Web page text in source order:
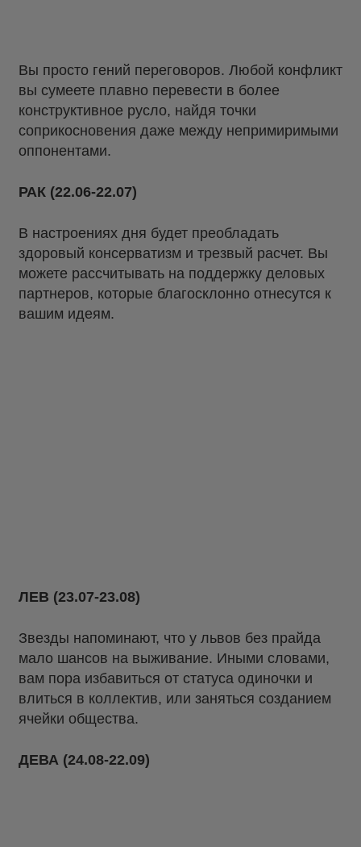
Вы просто гений переговоров. Любой конфликт
вы сумеете плавно перевести в более
конструктивное русло, найдя точки
соприкосновения даже между непримиримыми
оппонентами.
РАК (22.06-22.07)
В настроениях дня будет преобладать
здоровый консерватизм и трезвый расчет. Вы
можете рассчитывать на поддержку деловых
партнеров, которые благосклонно отнесутся к
вашим идеям.
ЛЕВ (23.07-23.08)
Звезды напоминают, что у львов без прайда
мало шансов на выживание. Иными словами,
вам пора избавиться от статуса одиночки и
влиться в коллектив, или заняться созданием
ячейки общества.
ДЕВА (24.08-22.09)